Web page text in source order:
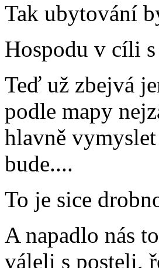
Tak ubytování
Hospodu v cíli
Teď už zbejvá
podle mapy
hlavně
bude....
To je sice
A napadlo nás
váleli s posteli,